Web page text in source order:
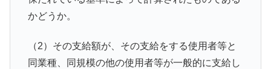
かどうか。
（2）その支給額が、その支給をする使用者等と
同業種、同規模の他の使用者等が一般的に支給し